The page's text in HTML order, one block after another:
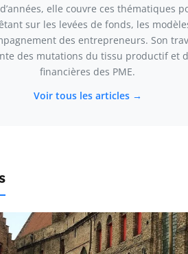
elle couvre ces thématiques
sur les levées de fonds, les
des entrepreneurs. Son
des mutations du tissu productif et
financières des PME.
Voir tous les articles →